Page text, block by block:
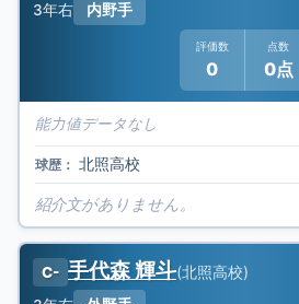
3年右 内野手
評価数
0
点数
0点
能力値データなし
球歴： 北照高校
紹介文がありません。
C- 手代森 輝斗(北照高校)